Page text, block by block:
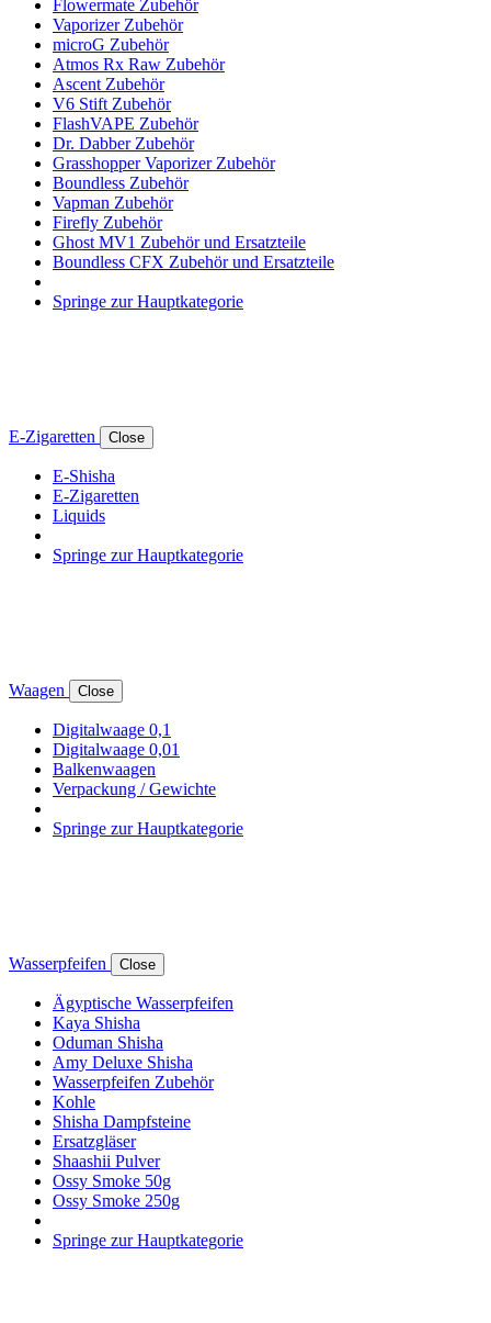
Flowermate Zubehör
Vaporizer Zubehör
microG Zubehör
Atmos Rx Raw Zubehör
Ascent Zubehör
V6 Stift Zubehör
FlashVAPE Zubehör
Dr. Dabber Zubehör
Grasshopper Vaporizer Zubehör
Boundless Zubehör
Vapman Zubehör
Firefly Zubehör
Ghost MV1 Zubehör und Ersatzteile
Boundless CFX Zubehör und Ersatzteile
Springe zur Hauptkategorie
E-Zigaretten Close
E-Shisha
E-Zigaretten
Liquids
Springe zur Hauptkategorie
Waagen Close
Digitalwaage 0,1
Digitalwaage 0,01
Balkenwaagen
Verpackung / Gewichte
Springe zur Hauptkategorie
Wasserpfeifen Close
Ägyptische Wasserpfeifen
Kaya Shisha
Oduman Shisha
Amy Deluxe Shisha
Wasserpfeifen Zubehör
Kohle
Shisha Dampfsteine
Ersatzgläser
Shaashii Pulver
Ossy Smoke 50g
Ossy Smoke 250g
Springe zur Hauptkategorie